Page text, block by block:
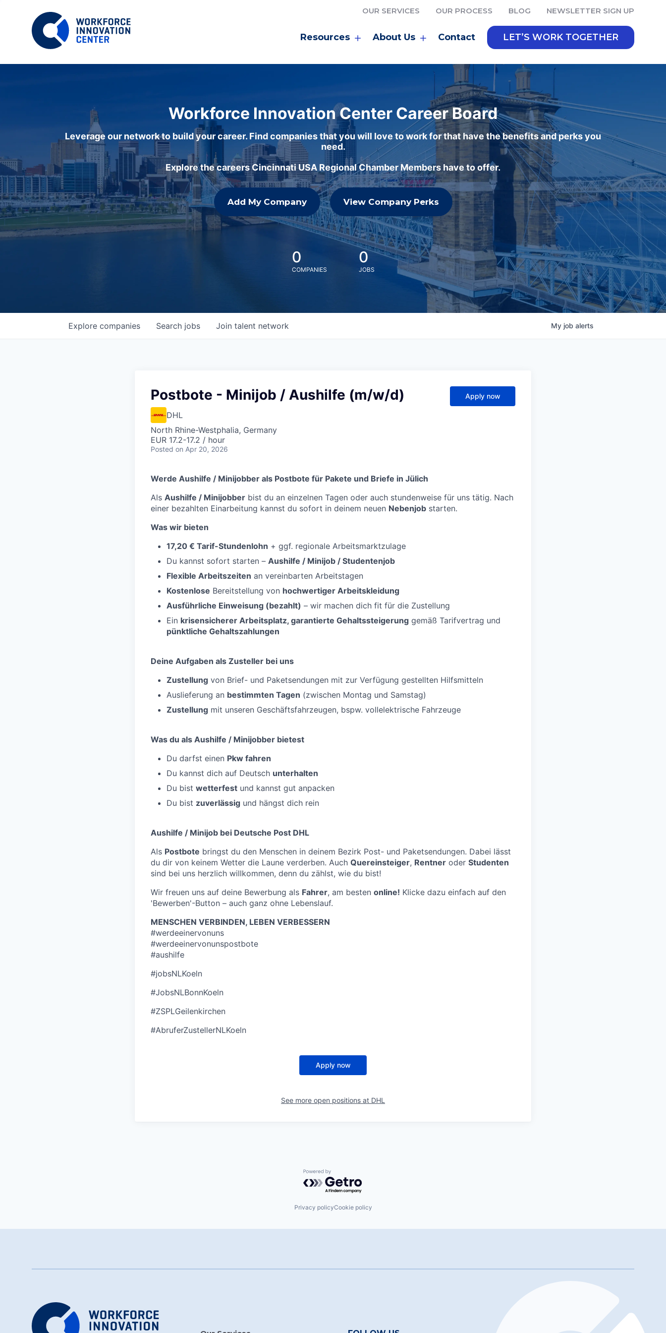
OUR SERVICES OUR PROCESS BLOG NEWSLETTER SIGN UP
Resources About Us Contact LET’S WORK TOGETHER
Workforce Innovation Center Career Board
Leverage our network to build your career. Find companies that you will love to work for that have the benefits and perks you
need.
Explore the careers Cincinnati USA Regional Chamber Members have to offer.
Add My Company View Company Perks
0
COMPANIES
0
JOBS
Search jobs
Explore companies Join talent network My job alerts
Postbote - Minijob / Aushilfe (m/w/d)
DHL
North Rhine-Westphalia, Germany
EUR 17.2-17.2 / hour
Posted on Apr 20, 2026
Apply now
Werde Aushilfe / Minijobber als Postbote für Pakete und Briefe in Jülich
Als Aushilfe / Minijobber bist du an einzelnen Tagen oder auch stundenweise für uns tätig. Nach
einer bezahlten Einarbeitung kannst du sofort in deinem neuen Nebenjob starten.
Was wir bieten
17,20 € Tarif-Stundenlohn + ggf. regionale Arbeitsmarktzulage
Du kannst sofort starten – Aushilfe / Minijob / Studentenjob
Flexible Arbeitszeiten an vereinbarten Arbeitstagen
Kostenlose Bereitstellung von hochwertiger Arbeitskleidung
Ausführliche Einweisung (bezahlt) – wir machen dich fit für die Zustellung
Ein krisensicherer Arbeitsplatz, garantierte Gehaltssteigerung gemäß Tarifvertrag und
pünktliche Gehaltszahlungen
Deine Aufgaben als Zusteller bei uns
Zustellung von Brief- und Paketsendungen mit zur Verfügung gestellten Hilfsmitteln
Auslieferung an bestimmten Tagen (zwischen Montag und Samstag)
Zustellung mit unseren Geschäftsfahrzeugen, bspw. vollelektrische Fahrzeuge
Was du als Aushilfe / Minijobber bietest
Du darfst einen Pkw fahren
Du kannst dich auf Deutsch unterhalten
Du bist wetterfest und kannst gut anpacken
Du bist zuverlässig und hängst dich rein
Aushilfe / Minijob bei Deutsche Post DHL
Als Postbote bringst du den Menschen in deinem Bezirk Post- und Paketsendungen. Dabei lässt
du dir von keinem Wetter die Laune verderben. Auch Quereinsteiger, Rentner oder Studenten
sind bei uns herzlich willkommen, denn du zählst, wie du bist!
Wir freuen uns auf deine Bewerbung als Fahrer, am besten online! Klicke dazu einfach auf den
'Bewerben'-Button – auch ganz ohne Lebenslauf.
MENSCHEN VERBINDEN, LEBEN VERBESSERN
#werdeeinervonuns
#werdeeinervonunspostbote
#aushilfe
#jobsNLKoeln
#JobsNLBonnKoeln
#ZSPLGeilenkirchen
#AbruferZustellerNLKoeln
Apply now
See more open positions at DHL
Powered by Getro.com
Privacy policyCookie policy